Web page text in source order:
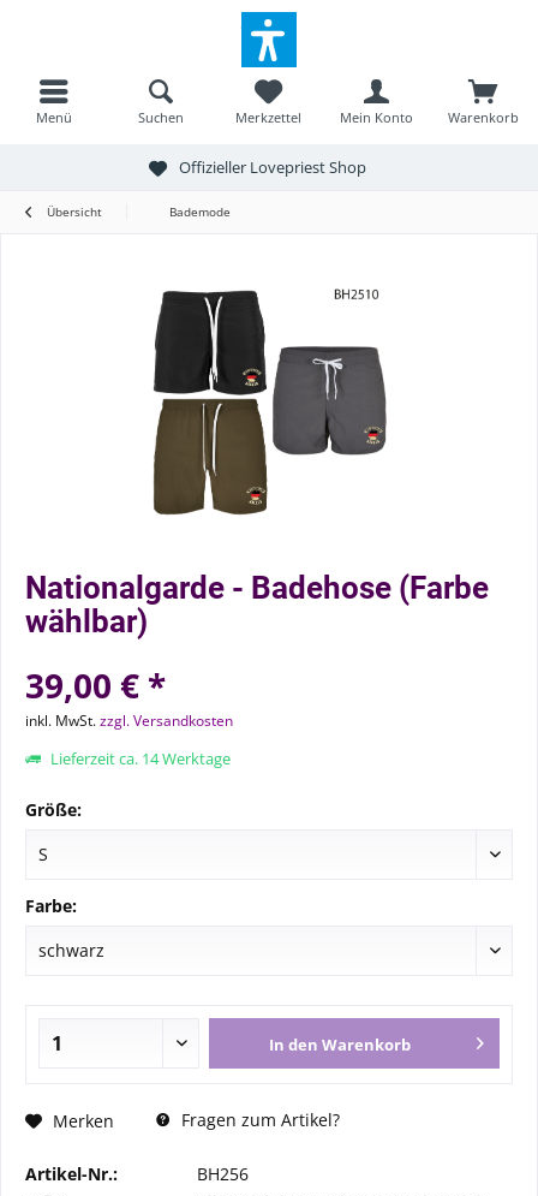
Menü Warenkorb
Merkzettel Mein Konto
Suchen
Offizieller Lovepriest Shop
Übersicht Bademode
Nationalgarde - Badehose (Farbe
wählbar)
39,00 € *
inkl. MwSt.zzgl. Versandkosten
Lieferzeit ca. 14 Werktage
Größe:
Farbe:
In den Warenkorb
Merken Fragen zum Artikel?
Artikel-Nr.:
BH256